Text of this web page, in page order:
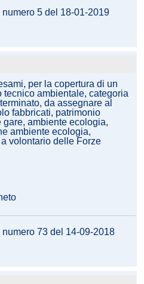
5 del 18-01-2019
per la copertura di un
tecnico ambientale, categoria
da assegnare al
fabbricati, patrimonio
ambiente ecologia,
ambiente ecologia,
volontario delle Forze
73 del 14-09-2018